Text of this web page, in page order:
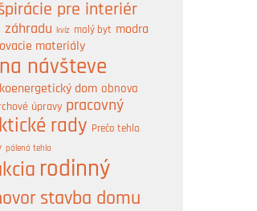
pre interiér
záhradu kvíz malý byt modra
materiály
na návšteve
dom obnova
úpravy pracovný
rady Prečo tehla
pálená tehla
rodinný
stavba domu